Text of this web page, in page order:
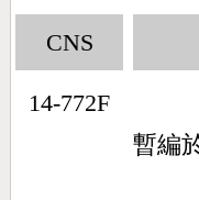
CNS
14-772F
暫編